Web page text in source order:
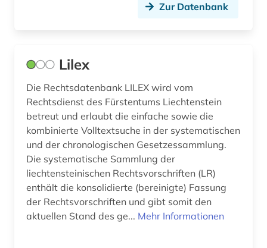
Osteuropa (2)
Polen (1)
Portugal (1)
Rheinland-Pfalz (1)
Roemisches Reich (1)
Rumänien (1)
Zur Datenbank
Lilex
Die Rechtsdatenbank LILEX wird vom
Rechtsdienst des Fürstentums Liechtenstein
betreut und erlaubt die einfache sowie die
kombinierte Volltextsuche in der systematischen
und der chronologischen Gesetzessammlung.
Die systematische Sammlung der
liechtensteinischen Rechtsvorschriften (LR)
enthält die konsolidierte (bereinigte) Fassung
der Rechtsvorschriften und gibt somit den
aktuellen Stand des ge... Mehr Informationen